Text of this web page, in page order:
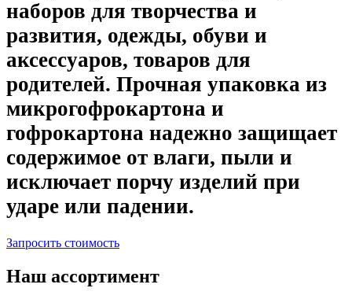
наборов для творчества и
развития, одежды, обуви и
аксессуаров, товаров для
родителей. Прочная упаковка из
микрогофрокартона и
гофрокартона надежно защищает
содержимое от влаги, пыли и
исключает порчу изделий при
ударе или падении.
Запросить стоимость
Наш ассортимент